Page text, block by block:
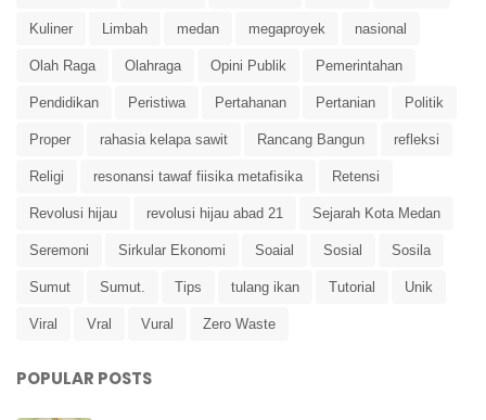
Kuliner Limbah medan megaproyek nasional
Olah Raga Olahraga Opini Publik Pemerintahan
Pendidikan Peristiwa Pertahanan Pertanian Politik
Proper rahasia kelapa sawit Rancang Bangun refleksi
Religi resonansi tawaf fiisika metafisika Retensi
Revolusi hijau revolusi hijau abad 21 Sejarah Kota Medan
Seremoni Sirkular Ekonomi Soaial Sosial Sosila
Sumut Sumut. Tips tulang ikan Tutorial Unik
Viral Vral Vural Zero Waste
POPULAR POSTS